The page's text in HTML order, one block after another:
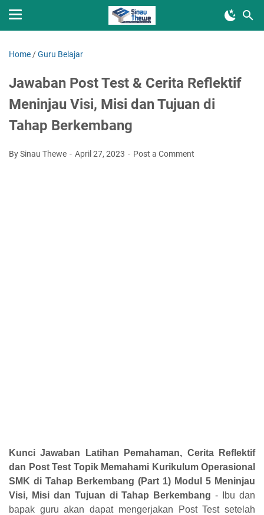
Home /Guru Belajar
Jawaban Post Test & Cerita Reflektif
Meninjau Visi, Misi dan Tujuan di
Tahap Berkembang
By Sinau Thewe April 27, 2023 Post a Comment
Kunci Jawaban Latihan Pemahaman, Cerita Reflektif
dan Post Test Topik Memahami Kurikulum Operasional
SMK di Tahap Berkembang (Part 1) Modul 5 Meninjau
Visi, Misi dan Tujuan di Tahap Berkembang- Ibu dan
bapak guru akan dapat mengerjakan Post Test setelah